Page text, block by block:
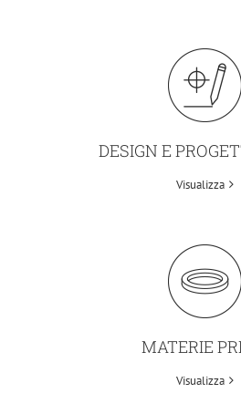
DESIGN E
Visualizza
MATERIE
Visualizza